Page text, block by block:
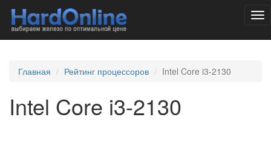
Главная Рейтинг процессоров Intel Core i3-2130
Intel Core i3-2130